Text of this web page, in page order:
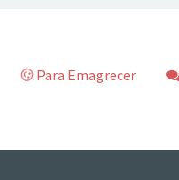
Para Emagrecer